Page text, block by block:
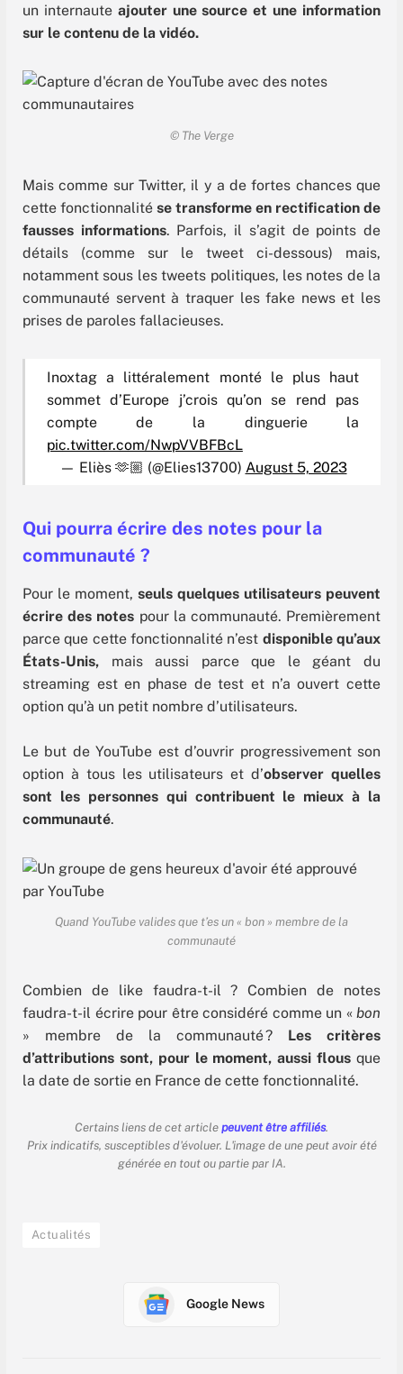
un internaute ajouter une source et une information
sur le contenu de la vidéo.
© The Verge
Mais comme sur Twitter, il y a de fortes chances que
cette fonctionnalité se transforme en rectification de
fausses informations. Parfois, il s’agit de points de
détails (comme sur le tweet ci-dessous) mais,
notamment sous les tweets politiques, les notes de la
communauté servent à traquer les fake news et les
prises de paroles fallacieuses.
Inoxtag a littéralement monté le plus haut
sommet d’Europe j’crois qu’on se rend pas
compte de la dinguerie la
pic.twitter.com/NwpVVBFBcL
— Eliès 🫶🏼 (@Elies13700) August 5, 2023
Qui pourra écrire des notes pour la
communauté ?
Pour le moment, seuls quelques utilisateurs peuvent
écrire des notes pour la communauté. Premièrement
parce que cette fonctionnalité n’est disponible qu’aux
États-Unis, mais aussi parce que le géant du
streaming est en phase de test et n’a ouvert cette
option qu’à un petit nombre d’utilisateurs.
Le but de YouTube est d’ouvrir progressivement son
option à tous les utilisateurs et d’observer quelles
sont les personnes qui contribuent le mieux à la
communauté.
Quand YouTube valides que t’es un « bon » membre de la
communauté
Combien de like faudra-t-il ? Combien de notes
faudra-t-il écrire pour être considéré comme un « bon
» membre de la communauté ? Les critères
d’attributions sont, pour le moment, aussi flous que
la date de sortie en France de cette fonctionnalité.
Certains liens de cet article peuvent être affiliés.
Prix indicatifs, susceptibles d'évoluer. L'image de une peut avoir été
générée en tout ou partie par IA.
Actualités
Google News